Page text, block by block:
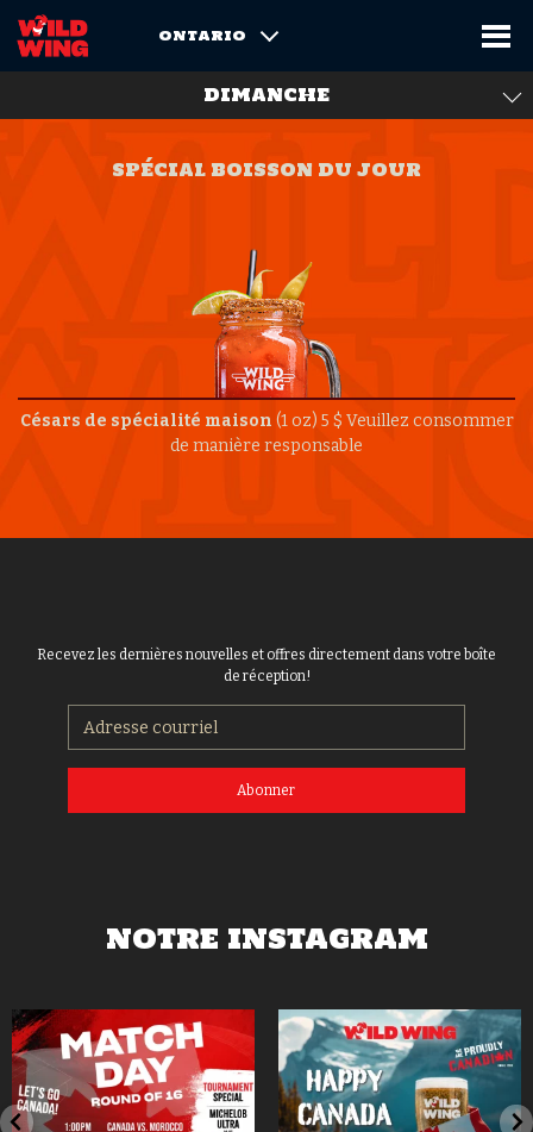
ONTARIO
DIMANCHE
SPÉCIAL BOISSON DU JOUR
Césars de spécialité maison (1 oz) 5 $ Veuillez consommer
de manière responsable
Recevez les dernières nouvelles et offres directement dans votre boîte
de réception!
Abonner
NOTRE INSTAGRAM